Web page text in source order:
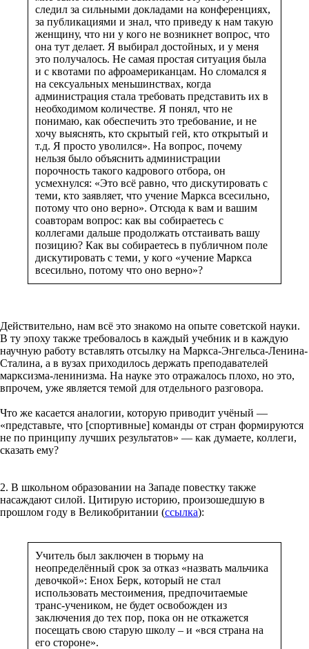
следил за сильными докладами на конференциях,
за публикациями и знал, что приведу к нам такую
женщину, что ни у кого не возникнет вопрос, что
она тут делает. Я выбирал достойных, и у меня
это получалось. Не самая простая ситуация была
и с квотами по афроамериканцам. Но сломался я
на сексуальных меньшинствах, когда
администрация стала требовать представить их в
необходимом количестве. Я понял, что не
понимаю, как обеспечить это требование, и не
хочу выяснять, кто скрытый гей, кто открытый и
т.д. Я просто уволился». На вопрос, почему
нельзя было объяснить администрации
порочность такого кадрового отбора, он
усмехнулся: «Это всё равно, что дискутировать с
теми, кто заявляет, что учение Маркса всесильно,
потому что оно верно». Отсюда к вам и вашим
соавторам вопрос: как вы собираетесь с
коллегами дальше продолжать отстаивать вашу
позицию? Как вы собираетесь в публичном поле
дискутировать с теми, у кого «учение Маркса
всесильно, потому что оно верно»?
Действительно, нам всё это знакомо на опыте советской науки.
В ту эпоху также требовалось в каждый учебник и в каждую
научную работу вставлять отсылку на Маркса-Энгельса-Ленина-
Сталина, а в вузах приходилось держать преподавателей
марксизма-ленинизма. На науке это отражалось плохо, но это,
впрочем, уже является темой для отдельного разговора.
Что же касается аналогии, которую приводит учёный —
«представьте, что [спортивные] команды от стран формируются
не по принципу лучших результатов» — как думаете, коллеги,
сказать ему?
2. В школьном образовании на Западе повестку также
насаждают силой. Цитирую историю, произошедшую в
прошлом году в Великобритании (ссылка):
Учитель был заключен в тюрьму на
неопределённый срок за отказ «назвать мальчика
девочкой»: Енох Берк, который не стал
использовать местоимения, предпочитаемые
транс-учеником, не будет освобожден из
заключения до тех пор, пока он не откажется
посещать свою старую школу – и «вся страна на
его стороне».